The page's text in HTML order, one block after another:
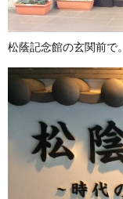
松蔭記念館の玄関前で。